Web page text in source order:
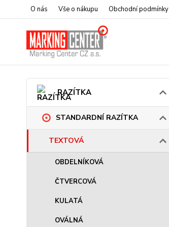
O nás Vše o nákupu Obchodní podmínky
RAZÍTKA
STANDARDNÍ RAZÍTKA
TEXTOVÁ
OBDELNÍKOVÁ
ČTVERCOVÁ
KULATÁ
OVÁLNÁ